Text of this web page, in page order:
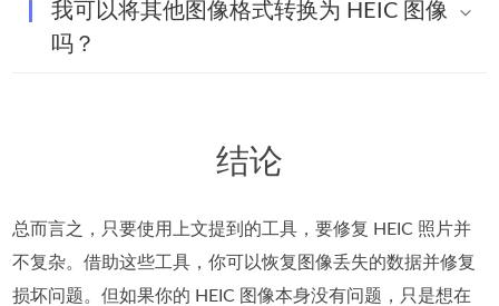
我可以将其他图像格式转换为 HEIC 图像
吗？
结论
总而言之，只要使用上文提到的工具，要修复 HEIC 照片并
不复杂。借助这些工具，你可以恢复图像丢失的数据并修复
损坏问题。但如果你的 HEIC 图像本身没有问题，只是想在